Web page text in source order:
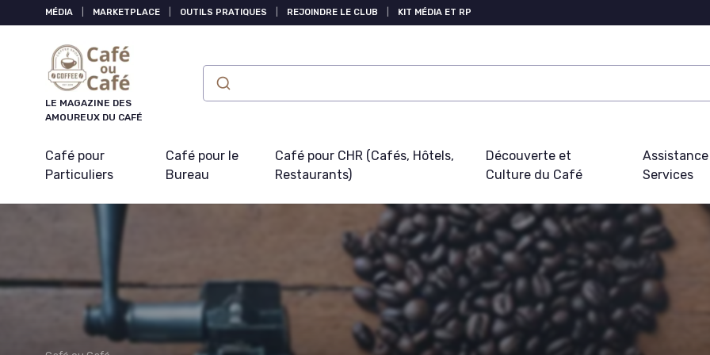
MÉDIA MARKETPLACE OUTILS PRATIQUES REJOINDRE LE CLUB KIT MÉDIA ET RP
LE MAGAZINE DES
AMOUREUX DU CAFÉ
Café pour
Particuliers
Café pour le
Bureau
Café pour CHR (Cafés, Hôtels,
Restaurants)
Découverte et
Culture du Café
Services
Panneau de gestion des cookies